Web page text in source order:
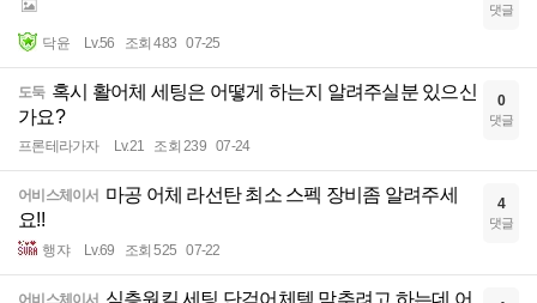
닥윤 Lv.56 조회 483 07-25
댓글
도둑 혹시 활어체 세팅은 어떻게 하는지 알려주실분 있으신
가요?
프론테라가자 Lv.21 조회 239 07-24
0
댓글
어비스체이서 마공 어체 라선탄 최소 스펙 장비좀 알려주세
요!!
행쟈 Lv.69 조회 525 07-22
4
댓글
어비스체이서 심층원킬 세팅 단검어체템 맞추려고 하는데 어